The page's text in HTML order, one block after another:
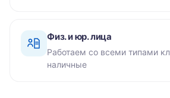
Физ. и юр. лица
Работаем со всеми типами
наличные